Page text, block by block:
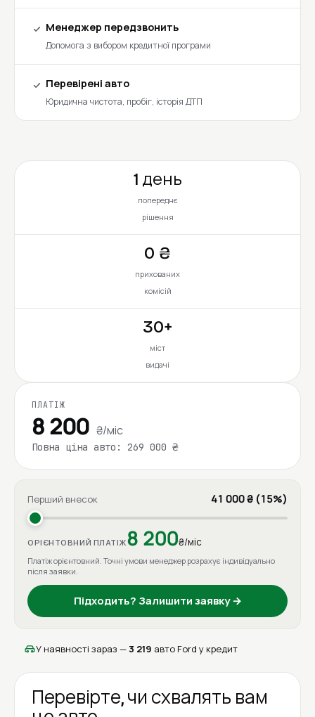
Менеджер передзвонить
Допомога з вибором кредитної програми
Перевірені авто
Юридична чистота, пробіг, історія ДТП
1 день
попереднє
рішення
0 ₴
прихованих
комісій
30+
міст
видачі
ПЛАТІЖ
8 200 ₴/міс
Повна ціна авто: 269 000 ₴
Перший внесок 41 000 ₴ (15%)
ОРІЄНТОВНИЙ ПЛАТІЖ8 200₴/міс
Платіж орієнтовний. Точні умови менеджер розрахує індивідуально
після заявки.
Підходить? Залишити заявку →
У наявності зараз — 3 219 авто Ford у кредит
Перевірте, чи схвалять вам